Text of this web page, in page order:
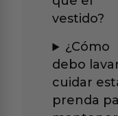
vestido?
¿Cómo
debo
cuidar
prenda